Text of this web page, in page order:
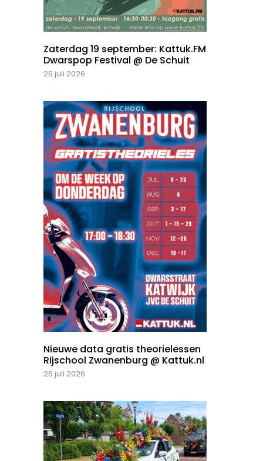
Zaterdag 19 september: Kattuk.FM
Dwarspop Festival @ De Schuit
26 juli 2026
Nieuwe data gratis theorielessen
Rijschool Zwanenburg @ Kattuk.nl
26 juli 2026